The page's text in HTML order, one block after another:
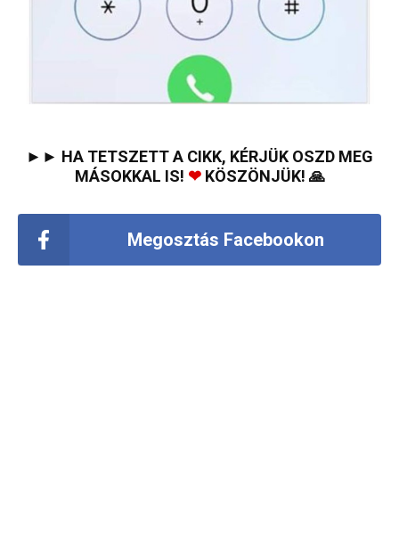
►► HA TETSZETT A CIKK, KÉRJÜK OSZD MEG
MÁSOKKAL IS! ❤KÖSZÖNJÜK! 🙏
Megosztás Facebookon